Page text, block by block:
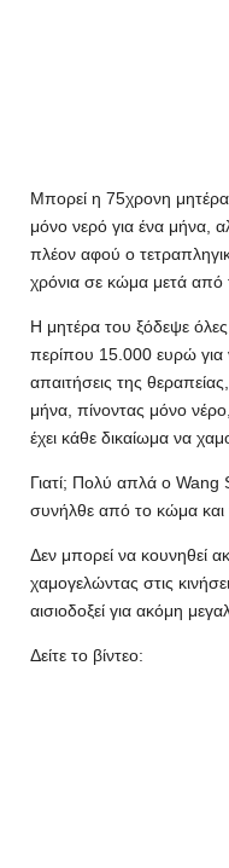
Μπορεί η 75χρονη
μόνο νερό για ένα μήνα,
πλέον αφού ο
χρόνια σε κώμα μετά από
Η μητέρα του ξόδεψε όλες
περίπου 15.000 ευρώ για
απαιτήσεις της
μήνα, πίνοντας μόνο
έχει κάθε δικαίωμα να
Γιατί; Πολύ απλά ο
συνήλθε από το κώμα και
Δεν μπορεί να κουνηθεί
χαμογελώντας στις
αισιοδοξεί για ακόμη
Δείτε το βίντεο: